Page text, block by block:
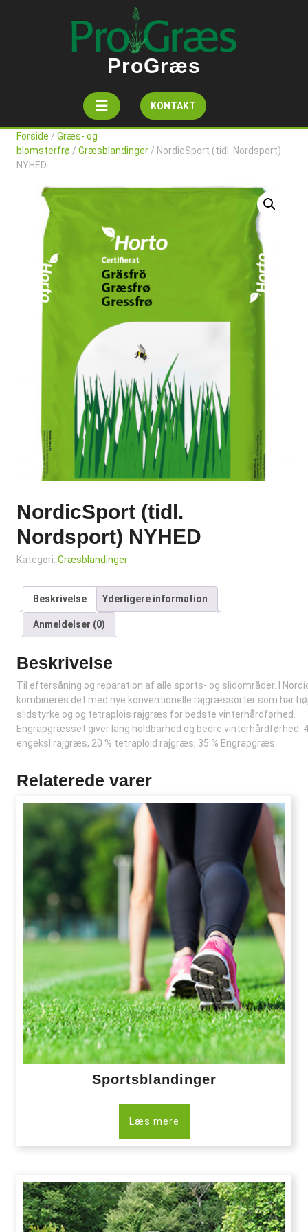
ProGræs
OpenKONTAKTGet
A
Forside / Græs- og
blomsterfrø / Græsblandinger / NordicSport (tidl. Nordsport)
NYHED
NordicSport (tidl.
Nordsport) NYHED
Kategori: Græsblandinger
Beskrivelse Yderligere information
Anmeldelser (0)
Beskrivelse
Til eftersåning og reparation af alle sports- og slidområder. I
kombineres det med nye konventionelle rajgræssorter som har
slidstyrke og og tetraplois rajgræs for bedste vinterhårdførhed.
Engrapgræsset giver lang holdbarhed og bedre vinterhårdførhed.
engeksl rajgræs, 20 % tetraploid rajgræs, 35 % Engrapgræs
Relaterede varer
Sportsblandinger
Læs mere